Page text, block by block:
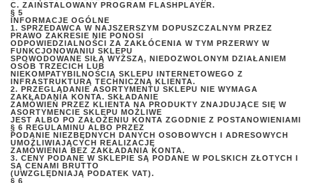
C. ZAINSTALOWANY PROGRAM FLASHPLAYER.
§ 5
INFORMACJE OGÓLNE
1. SPRZEDAWCA W NAJSZERSZYM DOPUSZCZALNYM PRZEZ
PRAWO ZAKRESIE NIE PONOSI
ODPOWIEDZIALNOŚCI ZA ZAKŁÓCENIA W TYM PRZERWY W
FUNKCJONOWANIU SKLEPU
SPOWODOWANE SIŁĄ WYŻSZĄ, NIEDOZWOLONYM DZIAŁANIEM
OSÓB TRZECICH LUB
NIEKOMPATYBILNOŚCIĄ SKLEPU INTERNETOWEGO Z
INFRASTRUKTURĄ TECHNICZNĄ KLIENTA.
2. PRZEGLĄDANIE ASORTYMENTU SKLEPU NIE WYMAGA
ZAKŁADANIA KONTA. SKŁADANIE
ZAMÓWIEŃ PRZEZ KLIENTA NA PRODUKTY ZNAJDUJĄCE SIĘ W
ASORTYMENCIE SKLEPU MOŻLIWE
JEST ALBO PO ZAŁOŻENIU KONTA ZGODNIE Z POSTANOWIENIAMI
§ 6 REGULAMINU ALBO PRZEZ
PODANIE NIEZBĘDNYCH DANYCH OSOBOWYCH I ADRESOWYCH
UMOŻLIWIAJĄCYCH REALIZACJĘ
ZAMÓWIENIA BEZ ZAKŁADANIA KONTA.
3. CENY PODANE W SKLEPIE SĄ PODANE W POLSKICH ZŁOTYCH I
SĄ CENAMI BRUTTO
(UWZGLĘDNIAJĄ PODATEK VAT).
§ 6